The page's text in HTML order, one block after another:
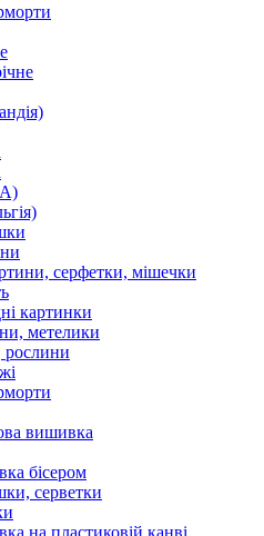
серфетки, мішечки
картинки
метелики
рослини
вишивка
бісером
серветки
на пластиковій канві